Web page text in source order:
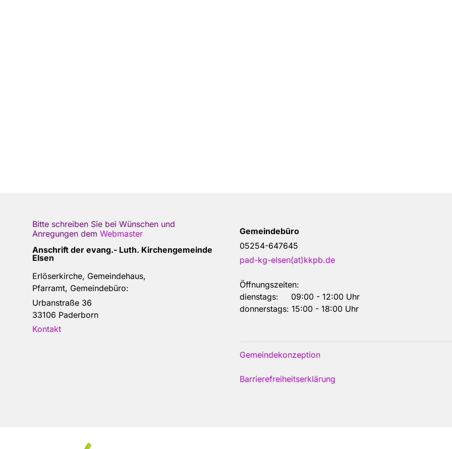
Bitte schreiben Sie bei Wünschen und
Anregungen dem Webmaster
Anschrift der evang.- Luth. Kirchengemeinde
Elsen
Erlöserkirche, Gemeindehaus,
Pfarramt, Gemeindebüro:
Urbanstraße 36
33106 Paderborn
Kontakt
Gemeindebüro
05254-647645
pad-kg-elsen(at)kkpb.de
Öffnungszeiten:
dienstags: 09:00 - 12:00 Uhr
donnerstags: 15:00 - 18:00 Uhr
Gemeindekonzeption
Barrierefreiheitserklärung